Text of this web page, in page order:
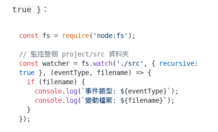
true } ：
const fs = require( 'node:fs' );
// 監控整個 project/src 資料夾
const watcher = fs.watch( './src' , { recursive
true }, (eventType, filename) => {
if (filename) {
console. log( `事件類型: ${eventType} ` );
console. log( `變動檔案: ${filename} ` );
});